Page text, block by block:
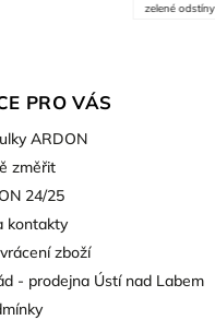
zelené odstíny
PRO VÁS
ARDON
změřit
24/25
kontakty
zboží
- prodejna Ústí nad Labem